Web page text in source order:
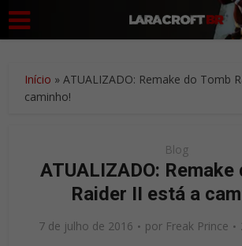
Início »ATUALIZADO: Remake do Tomb
caminho!
Blog
ATUALIZADO: Remake
Raider II está a
7 de julho de 2016 por Freak Prince